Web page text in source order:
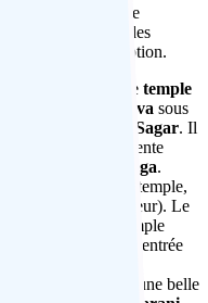
capitale de
midi, visite des
une brève description.
se trouve le temple
Shiva sous
lac Bindu Sagar. Il
la flèche et représente
classique
Kalinga.
à l’intérieur du temple,
située à l’extérieur). Le
est un autre exemple
: le torana à l’entrée
trouve le temple
qui abrite une belle